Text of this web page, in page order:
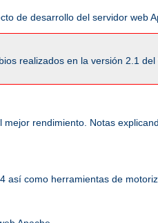
de desarrollo del servidor web
realizados en la versión 2.1
rendimiento. Notas
así como herramientas de